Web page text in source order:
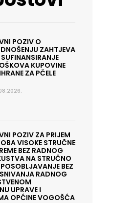
POZIV O
ZAHTJEVA
KUPOVINE
ZA PČELE
POZIV ZA PRIJEM
VISOKE STRUČNE
BEZ RADNOG
NA STRUČNO
BEZ
RADNOG
UPRAVE I
OPĆINE VOGOŠĆA